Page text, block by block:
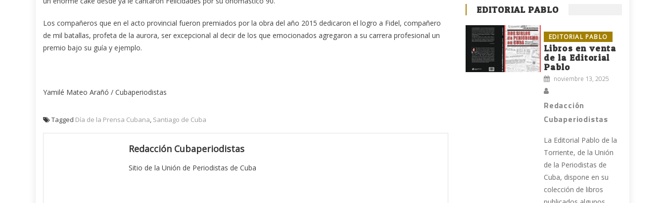
Los compañeros que en el acto provincial fueron premiados por la obra del año 2015 dedicaron el logro a Fidel, compañero
de mil batallas, profeta de la aurora, ser excepcional al decir de los que emocionados agregaron a su carrera profesional un
premio bajo su guía y ejemplo.
Yamilé Mateo Arañó / Cubaperiodistas
Tagged Día de la Prensa Cubana, Santiago de Cuba
Redacción Cubaperiodistas
Sitio de la Unión de Periodistas de Cuba
EDITORIAL PABLO
EDITORIAL PABLO
Libros en venta
de la Editorial
Pablo
noviembre 13, 2025
Redacción
Cubaperiodistas
La Editorial Pablo de la
Torriente, de la Unión
de la Periodistas de
Cuba, dispone en su
colección de libros